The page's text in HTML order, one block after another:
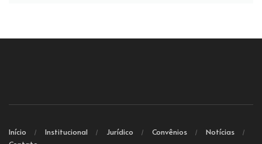
Início Institucional Jurídico Convênios
Notícias